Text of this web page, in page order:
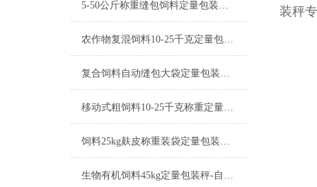
5-50公斤称重缝包饲料定量包装秤厂家
农作物复混饲料10-25千克定量包装秤产品简介
复合饲料自动缝包大袋定量包装秤10-50kg产品简介
移动式粗饲料10-25千克称重定量包装秤厂家
饲料25kg麸皮称重装袋定量包装秤操作简单
生物有机饲料45kg定量包装秤-自动缝包包装机厂家
装秤